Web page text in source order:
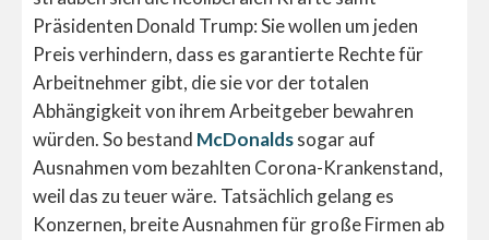
Präsidenten Donald Trump: Sie wollen um jeden
Preis verhindern, dass es garantierte Rechte für
Arbeitnehmer gibt, die sie vor der totalen
Abhängigkeit von ihrem Arbeitgeber bewahren
würden. So bestand McDonaldssogar auf
Ausnahmen vom bezahlten Corona-Krankenstand,
weil das zu teuer wäre. Tatsächlich gelang es
Konzernen, breite Ausnahmen für große Firmen ab